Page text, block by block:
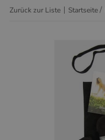
Zurück zur Liste Startseite